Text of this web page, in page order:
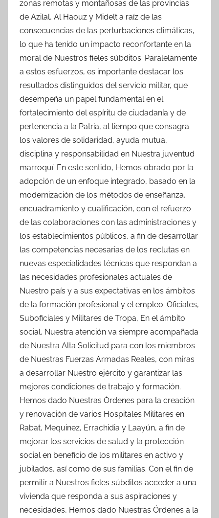
zonas remotas y montañosas de las provincias
de Azilal, Al Haouz y Midelt a raíz de las
consecuencias de las perturbaciones climáticas,
lo que ha tenido un impacto reconfortante en la
moral de Nuestros fieles súbditos. Paralelamente
a estos esfuerzos, es importante destacar los
resultados distinguidos del servicio militar, que
desempeña un papel fundamental en el
fortalecimiento del espíritu de ciudadanía y de
pertenencia a la Patria, al tiempo que consagra
los valores de solidaridad, ayuda mutua,
disciplina y responsabilidad en Nuestra juventud
marroquí. En este sentido, Hemos obrado por la
adopción de un enfoque integrado, basado en la
modernización de los métodos de enseñanza,
encuadramiento y cualificación, con el refuerzo
de las colaboraciones con las administraciones y
los establecimientos públicos, a fin de desarrollar
las competencias necesarias de los reclutas en
nuevas especialidades técnicas que respondan a
las necesidades profesionales actuales de
Nuestro país y a sus expectativas en los ámbitos
de la formación profesional y el empleo. Oficiales,
Suboficiales y Militares de Tropa, En el ámbito
social, Nuestra atención va siempre acompañada
de Nuestra Alta Solicitud para con los miembros
de Nuestras Fuerzas Armadas Reales, con miras
a desarrollar Nuestro ejército y garantizar las
mejores condiciones de trabajo y formación.
Hemos dado Nuestras Órdenes para la creación
y renovación de varios Hospitales Militares en
Rabat, Mequinez, Errachidia y Laayún, a fin de
mejorar los servicios de salud y la protección
social en beneficio de los militares en activo y
jubilados, así como de sus familias. Con el fin de
permitir a Nuestros fieles súbditos acceder a una
vivienda que responda a sus aspiraciones y
necesidades, Hemos dado Nuestras Órdenes a la